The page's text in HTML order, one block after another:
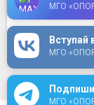
© 2026 ОПОРА
МГО
Вступай
МГО
МГО